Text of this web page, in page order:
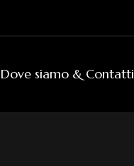
Dove siamo & Contatti